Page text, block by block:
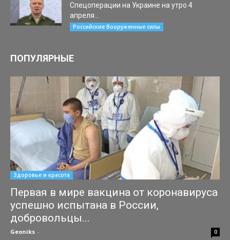
Спецоперации на Украине на утро 4
апреля...
Российские Вооруженные силы
ПОПУЛЯРНЫЕ
Здоровье и красота
Первая в мире вакцина от коронавируса
успешно испытана в России,
добровольцы...
Geoniks - 0